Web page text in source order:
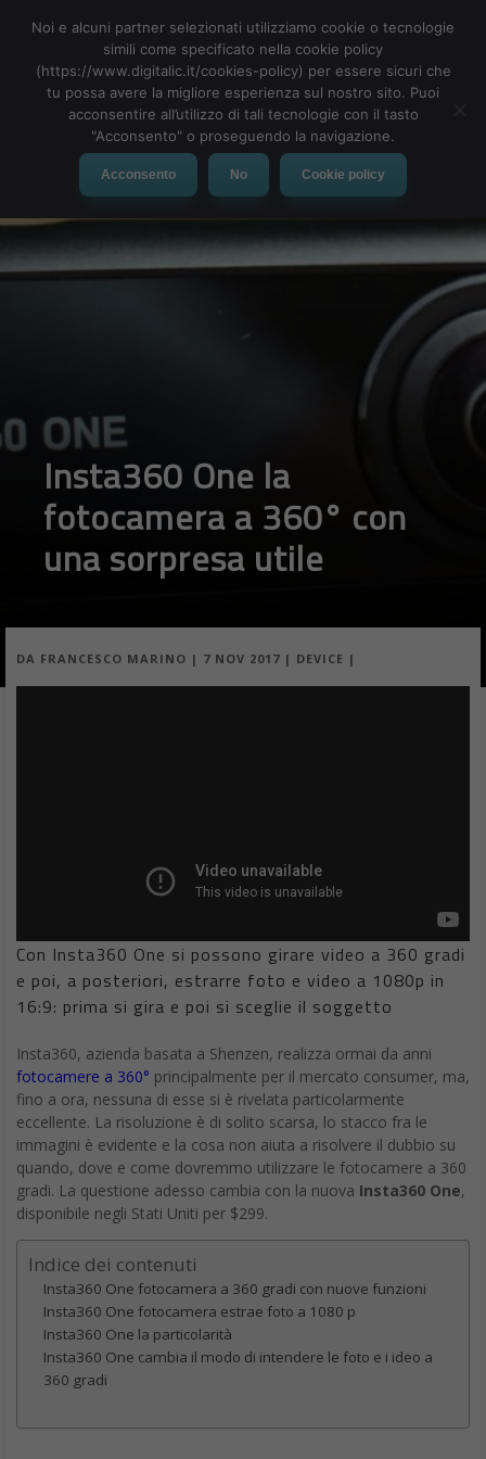
MENU
Insta360 One la
fotocamera a 360° con
una sorpresa utile
DA FRANCESCO MARINO | 7 NOV 2017 | DEVICE |
Con Insta360 One si possono girare video a 360 gradi
e poi, a posteriori, estrarre foto e video a 1080p in
16:9: prima si gira e poi si sceglie il soggetto
Insta360, azienda basata a Shenzen, realizza ormai da anni
fotocamere a 360° principalmente per il mercato consumer, ma,
fino a ora, nessuna di esse si è rivelata particolarmente
eccellente. La risoluzione è di solito scarsa, lo stacco fra le
immagini è evidente e la cosa non aiuta a risolvere il dubbio su
quando, dove e come dovremmo utilizzare le fotocamere a 360
gradi. La questione adesso cambia con la nuova Insta360 One,
disponibile negli Stati Uniti per $299.
Indice dei contenuti
Insta360 One fotocamera a 360 gradi con nuove funzioni
Insta360 One fotocamera estrae foto a 1080 p
Insta360 One la particolarità
Insta360 One cambia il modo di intendere le foto e i ideo a
360 gradi
Noi e alcuni partner selezionati utilizziamo cookie o tecnologie
simili come specificato nella cookie policy
(https://www.digitalic.it/cookies-policy) per essere sicuri che
tu possa avere la migliore esperienza sul nostro sito. Puoi
acconsentire all’utilizzo di tali tecnologie con il tasto
"Acconsento" o proseguendo la navigazione.
Acconsento No Cookie policy